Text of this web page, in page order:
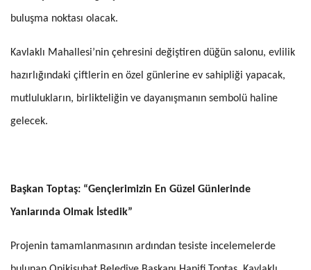
buluşma noktası olacak.
Kavlaklı Mahallesi’nin çehresini değiştiren düğün salonu, evlilik
hazırlığındaki çiftlerin en özel günlerine ev sahipliği yapacak,
mutlulukların, birlikteliğin ve dayanışmanın sembolü haline
gelecek.
Başkan Toptaş: “Gençlerimizin En Güzel Günlerinde
Yanlarında Olmak İstedik”
Projenin tamamlanmasının ardından tesiste incelemelerde